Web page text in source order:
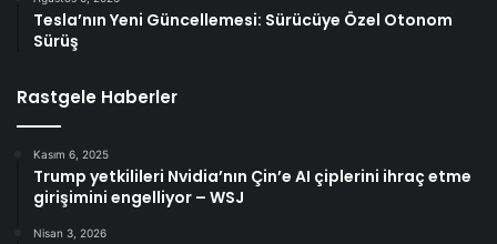
Tesla’nın Yeni Güncellemesi: Sürücüye Özel Otonom
Sürüş
Rastgele Haberler
Kasım 6, 2025
Trump yetkilileri Nvidia’nın Çin’e AI çiplerini ihraç etme
girişimini engelliyor – WSJ
Nisan 3, 2026